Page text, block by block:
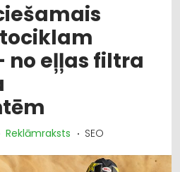
no eļļas filtra
Reklāmraksts SEO